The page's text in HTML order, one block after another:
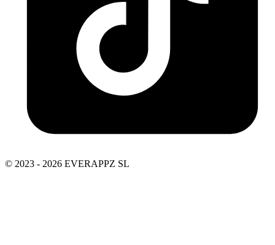
© 2023 - 2026 EVERAPPZ SL